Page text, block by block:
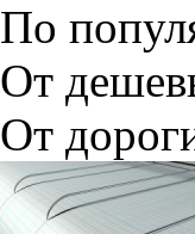
По
От
От